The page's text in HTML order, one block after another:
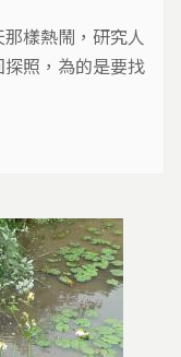
樣熱鬧，研究人
照，為的是要找